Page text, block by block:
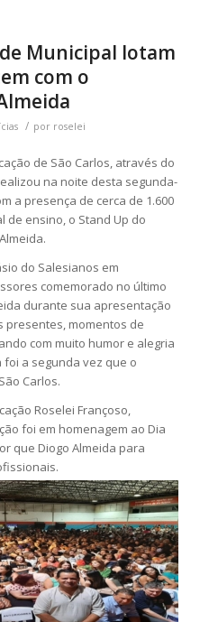
Municipal lotam
com o
/ por roselei
de São Carlos, através do
na noite desta segunda-
a presença de cerca de 1.600
ensino, o Stand Up do
do Salesianos em
comemorado no último
durante sua apresentação
momentos de
com muito humor e alegria
a segunda vez que o
Carlos.
Roselei Françoso,
foi em homenagem ao Dia
que Diogo Almeida para